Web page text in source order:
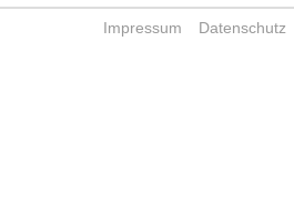
Impressum Datenschutz